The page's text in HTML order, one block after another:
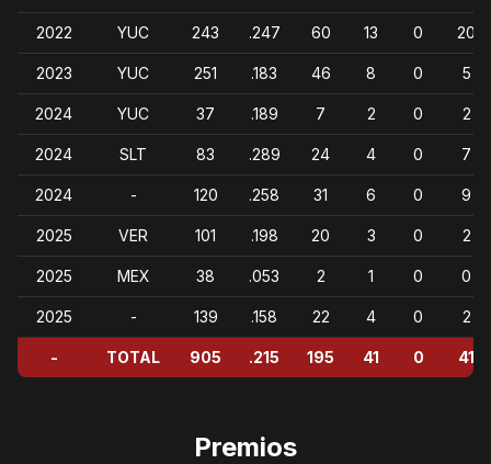
2022 YUC 243 .247 60 13 0 20
2023 YUC 251 .183 46 8 0 5
2024 YUC 37 .189 7 2 0 2
2024 SLT 83 .289 24 4 0 7
2024 - 120 .258 31 6 0 9
2025 VER 101 .198 20 3 0 2
2025 MEX 38 .053 2 1 0 0
2025 - 139 .158 22 4 0 2
- TOTAL 905 .215 195 41 0 41
Premios